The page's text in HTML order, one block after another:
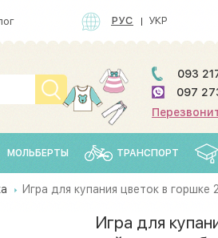
РУС УКР
093
097
МОЛЬБЕРТЫ ТРАНСПОРТ
Игра для купания цветок в
Игра для